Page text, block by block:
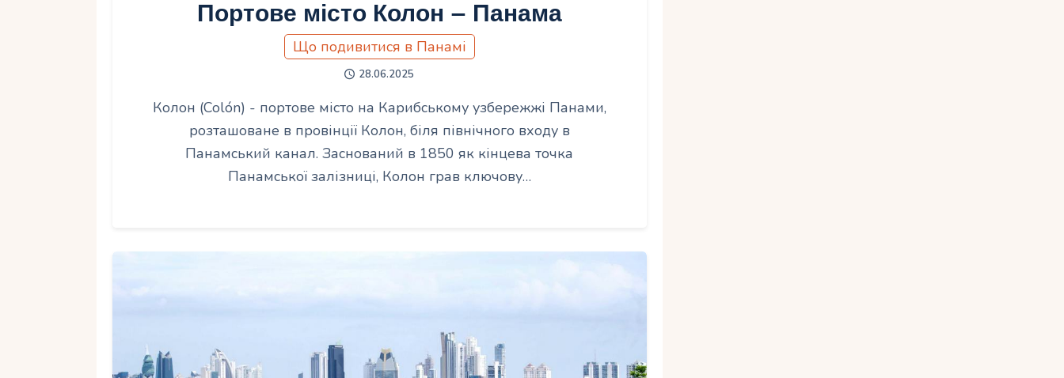
Портове місто Колон – Панама
Що подивитися в Панамі
28.06.2025
Колон (Colón) - портове місто на Карибському узбережжі Панами,
розташоване в провінції Колон, біля північного входу в
Панамський канал. Заснований в 1850 як кінцева точка
Панамської залізниці, Колон грав ключову…